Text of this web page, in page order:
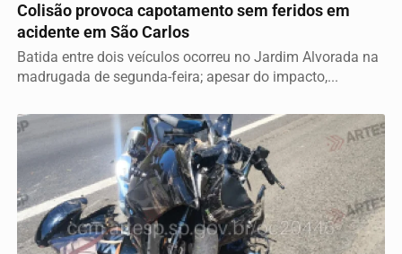
Colisão provoca capotamento sem feridos em
acidente em São Carlos
Batida entre dois veículos ocorreu no Jardim Alvorada na
madrugada de segunda-feira; apesar do impacto,...